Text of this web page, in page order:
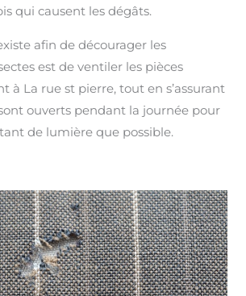
qui causent les dégâts.
afin de décourager les
est de ventiler les pièces
à La rue st pierre, tout en s’assurant
ouverts pendant la journée pour
de lumière que possible.